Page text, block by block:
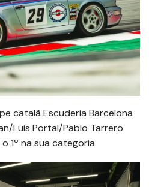
catalã Escuderia Barcelona
Luis Portal/Pablo Tarrero
1º na sua categoria.